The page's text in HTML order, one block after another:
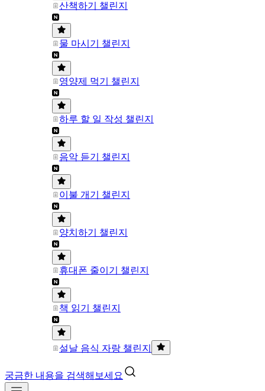
산책하기 챌린지
물 마시기 챌린지
영양제 먹기 챌린지
하루 할 일 작성 챌린지
음악 듣기 챌린지
이불 개기 챌린지
양치하기 챌린지
휴대폰 줄이기 챌린지
책 읽기 챌린지
설날 음식 자랑 챌린지
궁금한 내용을 검색해보세요